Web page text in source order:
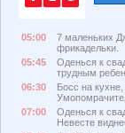
05:00
7 маленьких
фрикадельки.
05:45
Оденься к
трудным
06:30
Босс на кухне,
07:00
Оденься к
Невесте